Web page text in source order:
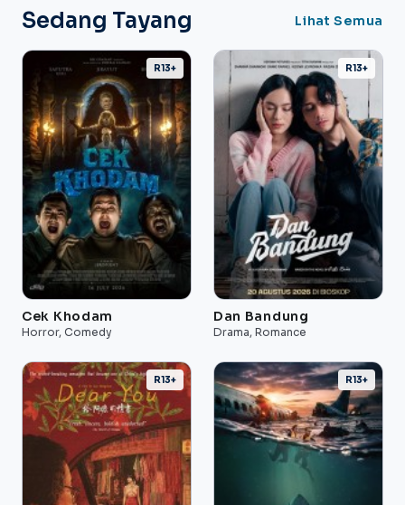
Sedang Tayang Lihat Semua
R13+
Cek Khodam
Horror, Comedy
R13+
Dan Bandung
Drama, Romance
R13+ R13+